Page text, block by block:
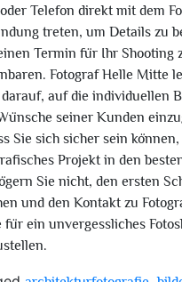
Telefon direkt mit dem
treten, um Details zu
Termin für Ihr Shooting
Fotograf Helle Mitte
auf die individuellen
seiner Kunden
Sie sich sicher sein
Projekt in den
Sie nicht, den ersten
und den Kontakt zu
für ein unvergessliches